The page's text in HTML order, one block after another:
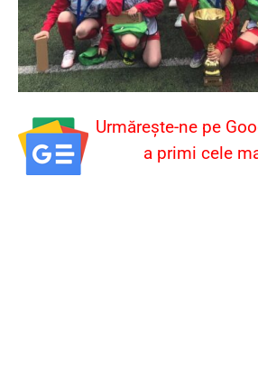
Urmărește-ne pe
a primi cele